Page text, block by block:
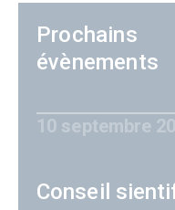
Prochains
évènements
10 septembre
Conseil